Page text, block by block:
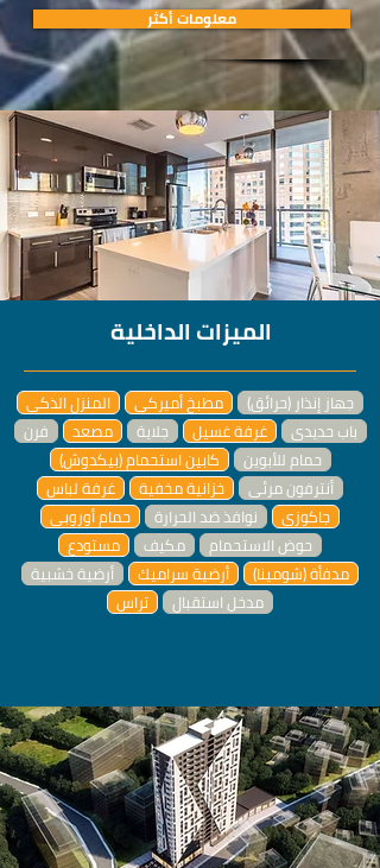
معلومات أكثر
الميزات الداخلية
المنزل الذكي مطبخ أميركي
جهاز إنذار (حرائق)
فرن
مصعد جلاية غرفة غسيل
باب حديدي
كابين استحمام (بيكدوش)
حمام للأبوين
غرفة لباس
خزانية مخفية
أنترفون مرئي
حمام أوروبي
نوافذ ضد الحرارة
جاكوزي
مستودع
مكيف
حوض الاستحمام
أرضية خشبية
أرضية سراميك
مدفأة (شومينا)
تراس
مدخل استقبال